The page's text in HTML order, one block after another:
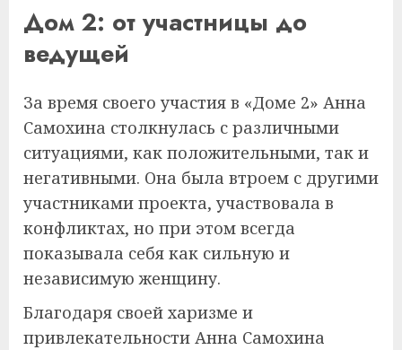
Дом 2: от участницы до
ведущей
За время своего участия в «Доме 2» Анна
Самохина столкнулась с различными
ситуациями, как положительными, так и
негативными. Она была втроем с другими
участниками проекта, участвовала в
конфликтах, но при этом всегда
показывала себя как сильную и
независимую женщину.
Благодаря своей харизме и
привлекательности Анна Самохина